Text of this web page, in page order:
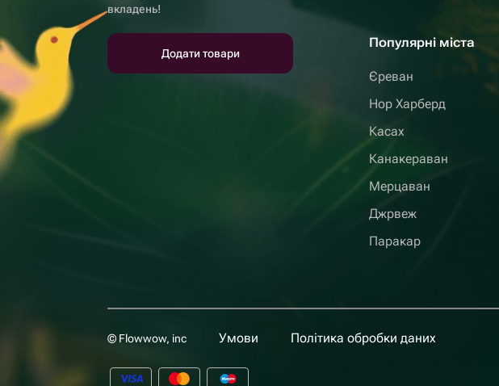
вкладень!
Додати товари
Популярні міста
Єреван
Нор Харберд
Касах
Канакераван
Мерцаван
Джрвеж
Паракар
© Flowwow, inc Умови Політика обробки даних